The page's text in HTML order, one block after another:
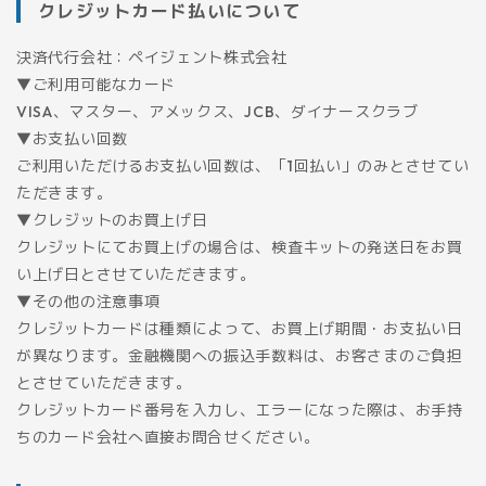
クレジットカード払いについて
決済代行会社：ペイジェント株式会社
▼ご利用可能なカード
VISA、マスター、アメックス、JCB、ダイナースクラブ
▼お支払い回数
ご利用いただけるお支払い回数は、「1回払い」のみとさせてい
ただきます。
▼クレジットのお買上げ日
クレジットにてお買上げの場合は、検査キットの発送日をお買
い上げ日とさせていただきます。
▼その他の注意事項
クレジットカードは種類によって、お買上げ期間・お支払い日
が異なります。金融機関への振込手数料は、お客さまのご負担
とさせていただきます。
クレジットカード番号を入力し、エラーになった際は、お手持
ちのカード会社へ直接お問合せください。